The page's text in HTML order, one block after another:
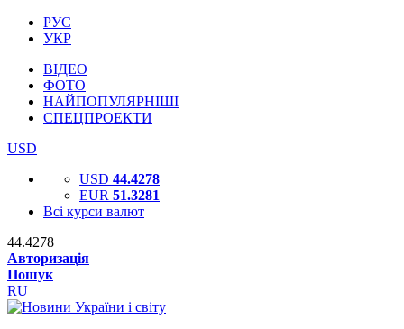
РУС
УКР
ВІДЕО
ФОТО
НАЙПОПУЛЯРНІШІ
СПЕЦПРОЕКТИ
USD
USD 44.4278
EUR 51.3281
Всі курси валют
44.4278
Авторизація
Пошук
RU